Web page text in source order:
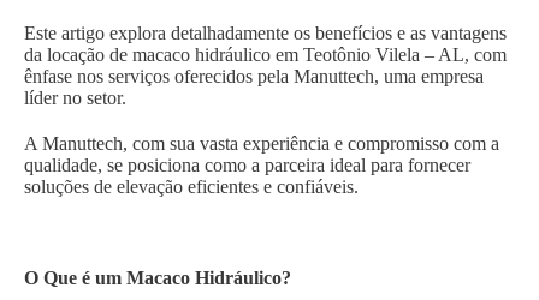
Este artigo explora detalhadamente os benefícios e as vantagens
da locação de macaco hidráulico em Teotônio Vilela – AL, com
ênfase nos serviços oferecidos pela Manuttech, uma empresa
líder no setor.
A Manuttech, com sua vasta experiência e compromisso com a
qualidade, se posiciona como a parceira ideal para fornecer
soluções de elevação eficientes e confiáveis.
O Que é um Macaco Hidráulico?